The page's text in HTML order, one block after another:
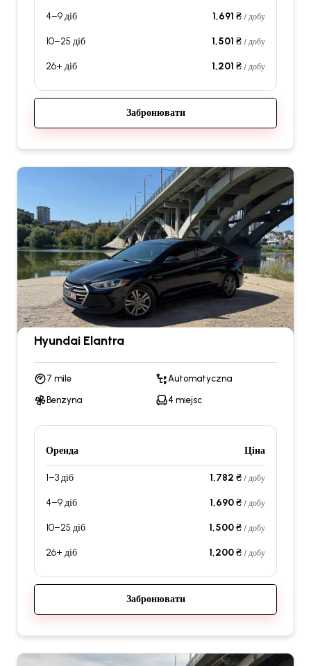
4–9 діб 1,691 ₴ / добу
10–25 діб 1,501 ₴ / добу
26+ діб 1,201 ₴ / добу
Забронювати
Hyundai Elantra
7 mile Automatyczna
Benzyna 4 miejsc
Оренда Ціна
1–3 діб 1,782 ₴ / добу
4–9 діб 1,690 ₴ / добу
10–25 діб 1,500 ₴ / добу
26+ діб 1,200 ₴ / добу
Забронювати